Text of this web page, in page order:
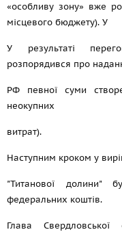
«особливу зону» вже
місцевого бюджету). У
У результаті
розпорядився про
РФ певної суми
неокупних
витрат).
Наступним кроком у
"Титанової долини"
федеральних коштів.
Глава Свердловської